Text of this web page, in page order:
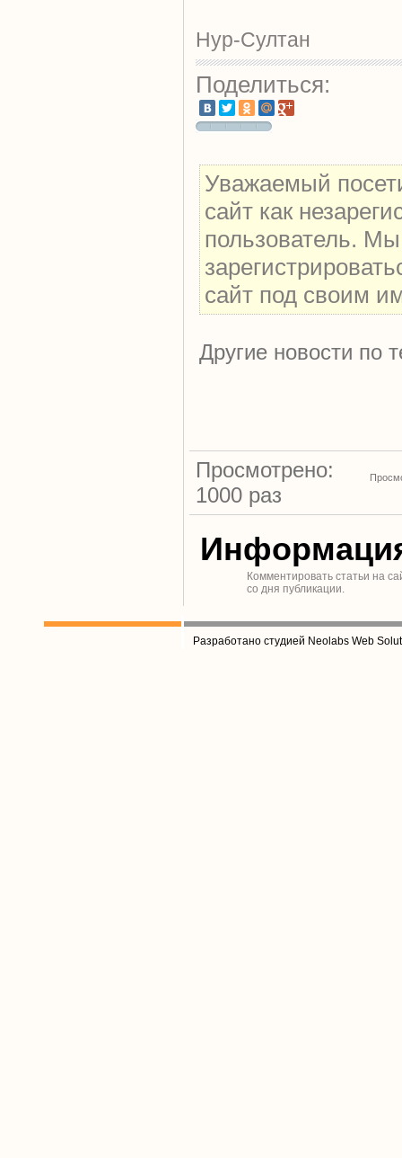
Нур-Султан
Поделиться:
Уважаемый
сайт как
пользователь.
сайт под своим
Другие новости по
Просмотрено:
1000 раз
Комментировать статьи на
со дня публикации.
Разработано студией Neolabs Web